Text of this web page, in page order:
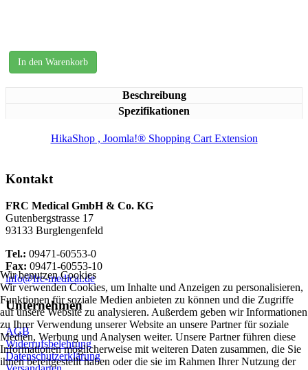
In den Warenkorb
Beschreibung
Spezifikationen
HikaShop , Joomla!® Shopping Cart Extension
Kontakt
FRC Medical GmbH & Co. KG
Gutenbergstrasse 17
93133 Burglengenfeld
Tel.: 09471-60553-0
Fax: 09471-60553-10
info@frc-medical.de
Unternehmen
AGB
Widerrufsbelehrung
Datenschutzerklärung
Wir benutzen Cookies
Wir verwenden Cookies, um Inhalte und Anzeigen zu personalisieren,
Funktionen für soziale Medien anbieten zu können und die Zugriffe
auf unsere Website zu analysieren. Außerdem geben wir Informationen
zu Ihrer Verwendung unserer Website an unsere Partner für soziale
Medien, Werbung und Analysen weiter. Unsere Partner führen diese
Informationen möglicherweise mit weiteren Daten zusammen, die Sie
ihnen bereitgestellt haben oder die sie im Rahmen Ihrer Nutzung der